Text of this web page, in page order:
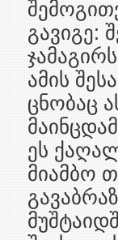
გავიგე:
ამის
ცნობაც
ეს
მიამბო